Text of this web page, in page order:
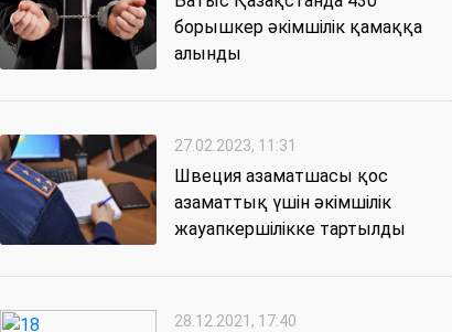
борышкер әкімшілік қамаққа
алынды
27.02.2023, 11:31
Швеция азаматшасы қос
азаматтық үшін әкімшілік
жауапкершілікке тартылды
28.12.2021, 17:40